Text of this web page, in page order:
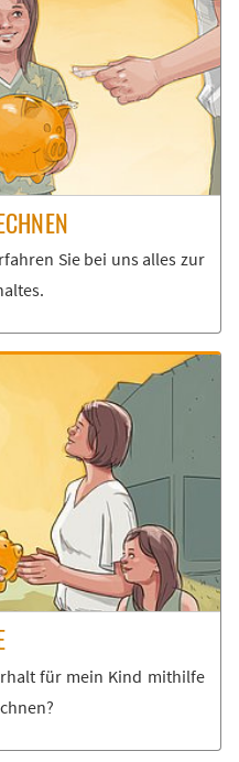
Sie bei uns al­les zur
für mein Kind mit­hil­fe